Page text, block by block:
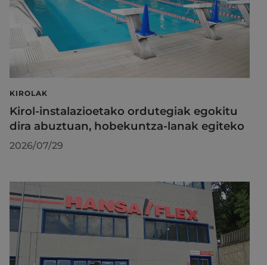
KIROLAK
Kirol-instalazioetako ordutegiak egokitu
dira abuztuan, hobekuntza-lanak egiteko
2026/07/29